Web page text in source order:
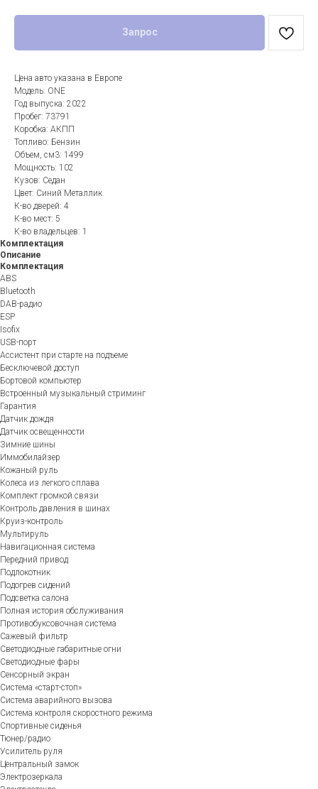
Запрос
Цена авто указана в Европе
Модель: ONE
Год выпуска: 2022
Пробег: 73791
Коробка: АКПП
Топливо: Бензин
Объем, см3: 1499
Мощность: 102
Кузов: Седан
Цвет: Синий Металлик
К-во дверей: 4
К-во мест: 5
К-во владельцев: 1
Комплектация
Описание
Комплектация
ABS
Bluetooth
DAB-радио
ESP
Isofix
USB-порт
Ассистент при старте на подъеме
Бесключевой доступ
Бортовой компьютер
Встроенный музыкальный стриминг
Гарантия
Датчик дождя
Датчик освещенности
Зимние шины
Иммобилайзер
Кожаный руль
Колеса из легкого сплава
Комплект громкой связи
Контроль давления в шинах
Круиз-контроль
Мультируль
Навигационная система
Передний привод
Подлокотник
Подогрев сидений
Подсветка салона
Полная история обслуживания
Противобуксовочная система
Сажевый фильтр
Светодиодные габаритные огни
Светодиодные фары
Сенсорный экран
Система «старт-стоп»
Система аварийного вызова
Система контроля скоростного режима
Спортивные сиденья
Тюнер/радио
Усилитель руля
Центральный замок
Электрозеркала